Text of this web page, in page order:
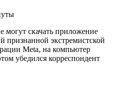
могут скачать приложение
признанной экстремистской
Meta, на компьютер
убедился корреспондент